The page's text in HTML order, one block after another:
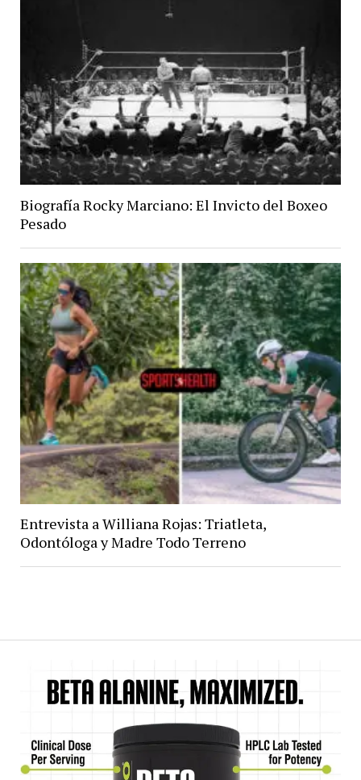
Biografía Rocky Marciano: El Invicto del Boxeo
Pesado
Entrevista a Williana Rojas: Triatleta,
Odontóloga y Madre Todo Terreno